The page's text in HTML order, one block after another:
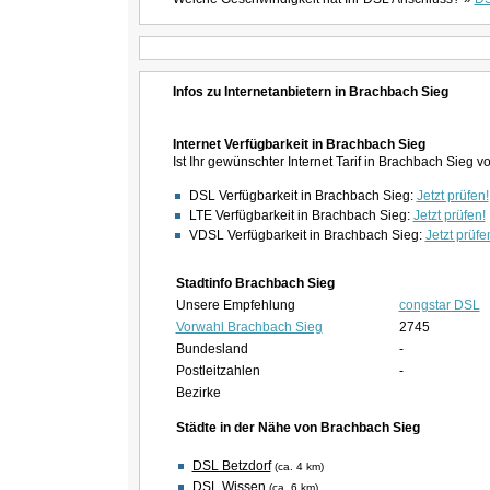
Infos zu Internetanbietern in Brachbach Sieg
Internet Verfügbarkeit in Brachbach Sieg
Ist Ihr gewünschter Internet Tarif in Brachbach Sieg
DSL Verfügbarkeit in Brachbach Sieg: Jetzt prüfen!
LTE Verfügbarkeit in Brachbach Sieg: Jetzt prüfen!
VDSL Verfügbarkeit in Brachbach Sieg: Jetzt
Stadtinfo Brachbach Sieg
Unsere Empfehlung
congstar DSL
Vorwahl Brachbach Sieg
2745
Bundesland
-
Postleitzahlen
-
Bezirke
Städte in der Nähe von Brachbach Sieg
DSL Betzdorf (ca. 4 km)
DSL Wissen (ca. 6 km)